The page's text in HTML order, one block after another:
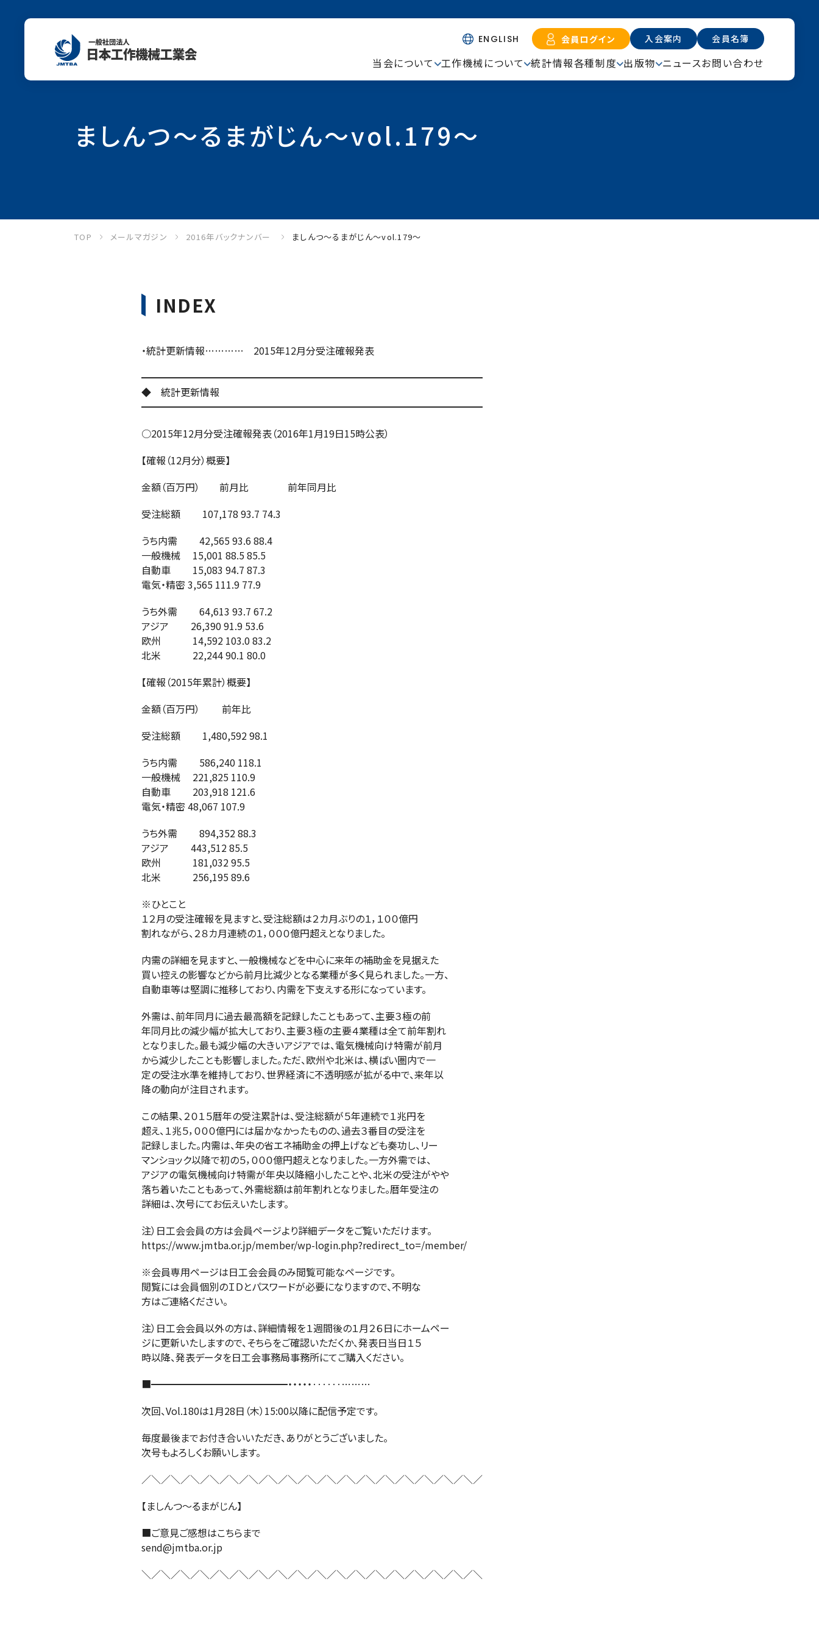
ENGLISH 会員ログイン 入会案内 会員名簿
当会について 工作機械について 統計情報各種制度 出版物 ニュースお問い合わせ
ましんつ～るまがじん～vol.179～
TOP メールマガジン 2016年バックナンバー ましんつ～るまがじん～vol.179～
INDEX
・統計更新情報………… 2015年12月分受注確報発表
━━━━━━━━━━━━━━━━━━━━━━━━━━━━━━━━━━━
◆ 統計更新情報
━━━━━━━━━━━━━━━━━━━━━━━━━━━━━━━━━━━
○2015年12月分受注確報発表（2016年1月19日15時公表）
【確報（12月分）概要】
金額（百万円） 前月比 前年同月比
受注総額 107,178 93.7 74.3
うち内需 42,565 93.6 88.4
一般機械 15,001 88.5 85.5
自動車 15,083 94.7 87.3
電気・精密 3,565 111.9 77.9
うち外需 64,613 93.7 67.2
アジア 26,390 91.9 53.6
欧州 14,592 103.0 83.2
北米 22,244 90.1 80.0
【確報（2015年累計）概要】
金額（百万円） 前年比
受注総額 1,480,592 98.1
うち内需 586,240 118.1
一般機械 221,825 110.9
自動車 203,918 121.6
電気・精密 48,067 107.9
うち外需 894,352 88.3
アジア 443,512 85.5
欧州 181,032 95.5
北米 256,195 89.6
※ひとこと
１２月の受注確報を見ますと、受注総額は２カ月ぶりの１，１００億円
割れながら、２８カ月連続の１，０００億円超えとなりました。
内需の詳細を見ますと、一般機械などを中心に来年の補助金を見据えた
買い控えの影響などから前月比減少となる業種が多く見られました。一方、
自動車等は堅調に推移しており、内需を下支えする形になっています。
外需は、前年同月に過去最高額を記録したこともあって、主要３極の前
年同月比の減少幅が拡大しており、主要３極の主要４業種は全て前年割れ
となりました。最も減少幅の大きいアジアでは、電気機械向け特需が前月
から減少したことも影響しました。ただ、欧州や北米は、横ばい圏内で一
定の受注水準を維持しており、世界経済に不透明感が拡がる中で、来年以
降の動向が注目されます。
この結果、２０１５暦年の受注累計は、受注総額が５年連続で１兆円を
超え、１兆５，０００億円には届かなかったものの、過去３番目の受注を
記録しました。内需は、年央の省エネ補助金の押上げなども奏功し、リー
マンショック以降で初の５，０００億円超えとなりました。一方外需では、
アジアの電気機械向け特需が年央以降縮小したことや、北米の受注がやや
落ち着いたこともあって、外需総額は前年割れとなりました。暦年受注の
詳細は、次号にてお伝えいたします。
注）日工会会員の方は会員ページより詳細データをご覧いただけます。
https://www.jmtba.or.jp/member/wp-login.php?redirect_to=/member/
※会員専用ページは日工会会員のみ閲覧可能なページです。
閲覧には会員個別のＩＤとパスワードが必要になりますので、不明な
方はご連絡ください。
注）日工会会員以外の方は、詳細情報を１週間後の１月２６日にホームペー
ジに更新いたしますので、そちらをご確認いただくか、発表日当日１５
時以降、発表データを日工会事務局事務所にてご購入ください。
■━━━━━━━━━━━━━━・・・・・‥‥‥………
次回、Vol.180は1月28日（木）15:00以降に配信予定です。
毎度最後までお付き合いいただき、ありがとうございました。
次号もよろしくお願いします。
／＼／＼／＼／＼／＼／＼／＼／＼／＼／＼／＼／＼／＼／＼／＼／＼／＼／
【ましんつ～るまがじん】
■ご意見ご感想はこちらまで
send@jmtba.or.jp
＼／＼／＼／＼／＼／＼／＼／＼／＼／＼／＼／＼／＼／＼／＼／＼／＼／＼